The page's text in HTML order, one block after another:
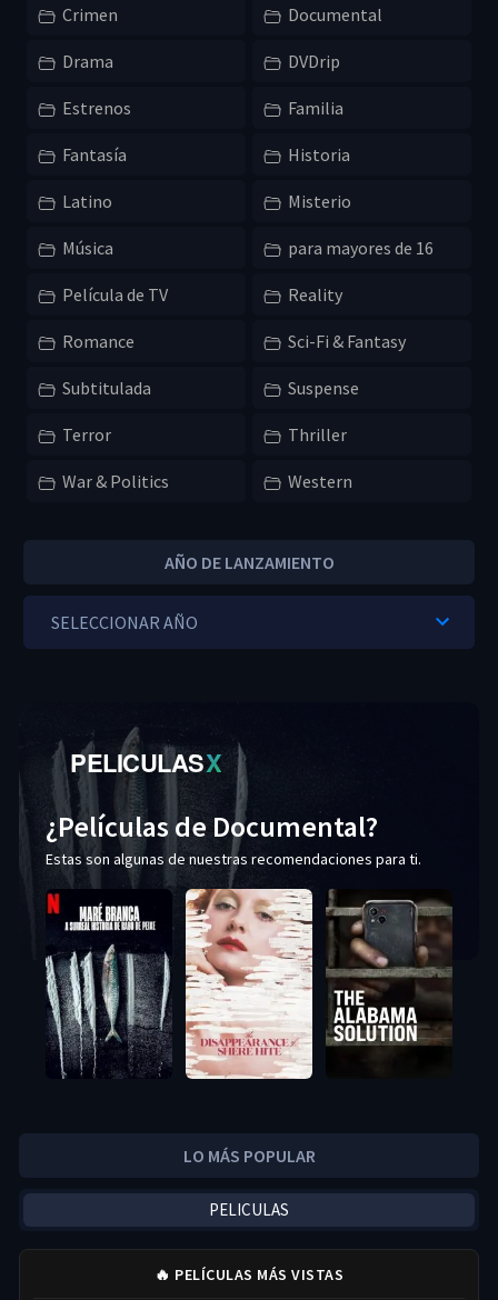
Crimen Documental
Drama DVDrip
Estrenos Familia
Fantasía Historia
Latino Misterio
Música para mayores de 16
Película de TV Reality
Romance Sci-Fi & Fantasy
Subtitulada Suspense
Terror Thriller
War & Politics Western
AÑO DE LANZAMIENTO
PELICULASX
¿Películas de Documental?
Estas son algunas de nuestras recomendaciones para ti.
LO MÁS POPULAR
PELICULAS
🔥 PELÍCULAS MÁS VISTAS